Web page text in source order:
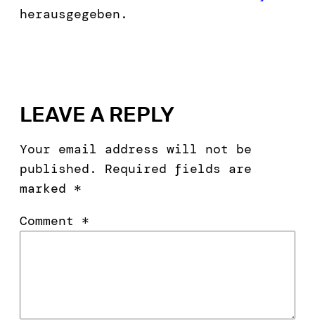
herausgegeben.
LEAVE A REPLY
Your email address will not be
published.
Required fields are
marked *
Comment *